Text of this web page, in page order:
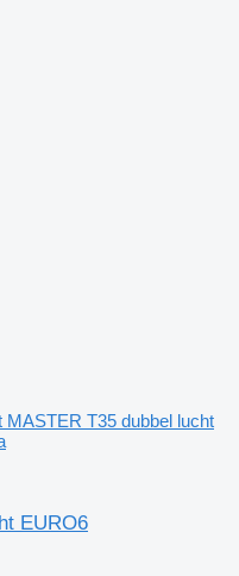
MASTER T35 dubbel lucht
EURO6